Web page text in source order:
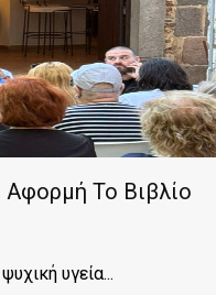
Το Βιβλίο
υγεία...